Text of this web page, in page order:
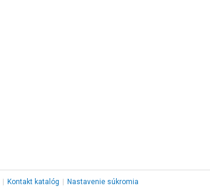
Kontakt katalóg
Nastavenie súkromia